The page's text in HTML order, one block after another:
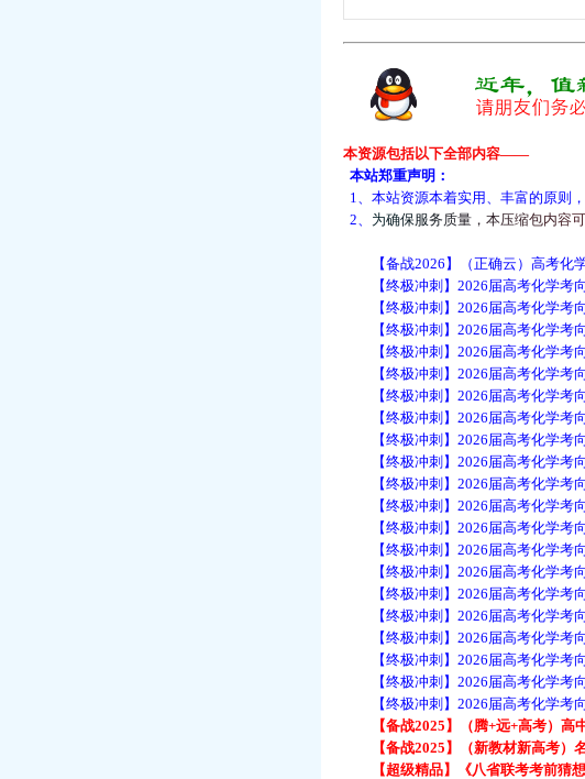
本资源包括以下全部内容——
本站郑重声明：
1、本站资源本着实用、丰富的原则
2、 为确保服务质量 ， 本压缩包内容可
【备战2026】（正确云）高考化学
【终极冲刺】2026届高考化学考向
【终极冲刺】2026届高考化学考向
【终极冲刺】2026届高考化学考向
【终极冲刺】2026届高考化学考向
【终极冲刺】2026届高考化学考向
【终极冲刺】2026届高考化学考向
【终极冲刺】2026届高考化学考向
【终极冲刺】2026届高考化学考向
【终极冲刺】2026届高考化学考向
【终极冲刺】2026届高考化学考向
【终极冲刺】2026届高考化学考向
【终极冲刺】2026届高考化学考向
【终极冲刺】2026届高考化学考向
【终极冲刺】2026届高考化学考向
【终极冲刺】2026届高考化学考向
【终极冲刺】2026届高考化学考向
【终极冲刺】2026届高考化学考向
【终极冲刺】2026届高考化学考向
【终极冲刺】2026届高考化学考向
【终极冲刺】2026届高考化学考向
【备战2025】（腾+远+高考）高中
【备战2025】（新教材新高考）名
【超级精品】《八省联考考前猜想